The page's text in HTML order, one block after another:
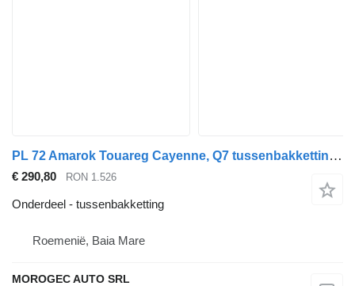
PL 72 Amarok Touareg Cayenne, Q7 tussenbakketting voor Volkswagen Amarok Touareg Cayenne, Q7 auto
€ 290,80 RON 1.526
Onderdeel - tussenbakketting
Roemenië, Baia Mare
MOROGEC AUTO SRL